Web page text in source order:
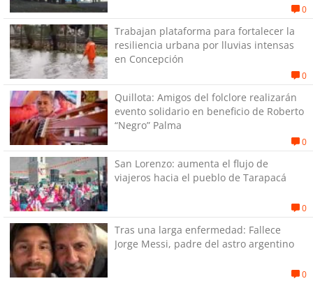
0
Trabajan plataforma para fortalecer la
resiliencia urbana por lluvias intensas
en Concepción
0
Quillota: Amigos del folclore realizarán
evento solidario en beneficio de Roberto
“Negro” Palma
0
San Lorenzo: aumenta el flujo de
viajeros hacia el pueblo de Tarapacá
0
Tras una larga enfermedad: Fallece
Jorge Messi, padre del astro argentino
0